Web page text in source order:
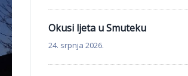
Okusi ljeta u Smuteku
24. srpnja 2026.